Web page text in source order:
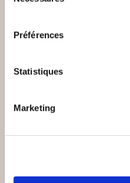
Préférences
Statistiques
Marketing